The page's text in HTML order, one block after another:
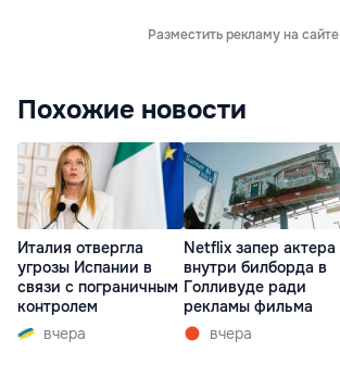
Разместить рекламу на сайте
Похожие новости
Италия отвергла
угрозы Испании в
связи с пограничным
контролем
вчера
Netflix запер актера
внутри билборда в
Голливуде ради
рекламы фильма
вчера